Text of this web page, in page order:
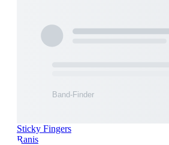
Sticky Fingers
Ranis